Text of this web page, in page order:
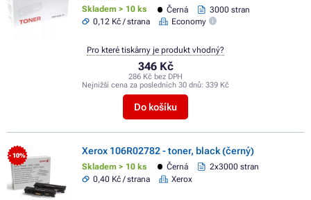
Skladem > 10 ks Černá
3000 stran
0,12 Kč / strana
Economy
346 Kč
286 Kč bez DPH
Nejnižší cena za posledních 30 dnů: 339 Kč
Do košíku
Pro které tiskárny je produkt vhodný?
- 10% Xerox 106R02782 - toner, black (černý)
Skladem > 10 ks Černá
2x3000 stran
0,40 Kč / strana
Xerox